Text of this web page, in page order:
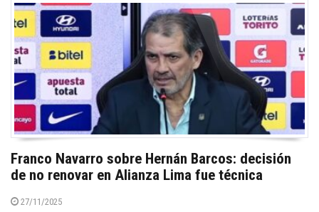
Franco Navarro sobre Hernán Barcos: decisión
de no renovar en Alianza Lima fue técnica
27/11/2025